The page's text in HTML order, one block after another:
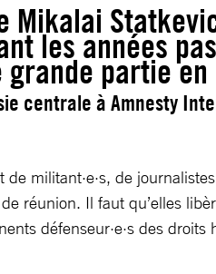
Mikalai
les années
partie
centrale à Amnesty
militant·e·s, de
réunion. Il faut qu’elles
défenseur·e·s des